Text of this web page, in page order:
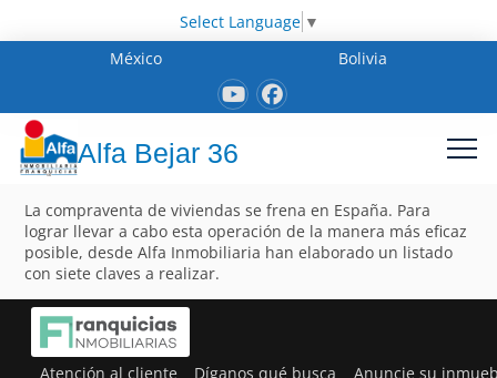
Select Language ▼
México
Bolivia
Alfa Bejar 36
La compraventa de viviendas se frena en España. Para
lograr llevar a cabo esta operación de la manera más eficaz
posible, desde Alfa Inmobiliaria han elaborado un listado
con siete claves a realizar.
Atención al cliente Díganos qué busca Anuncie su